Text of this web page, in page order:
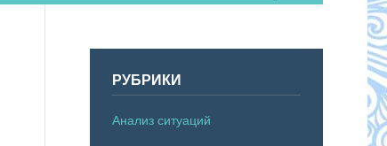
РУБРИКИ
Анализ ситуаций